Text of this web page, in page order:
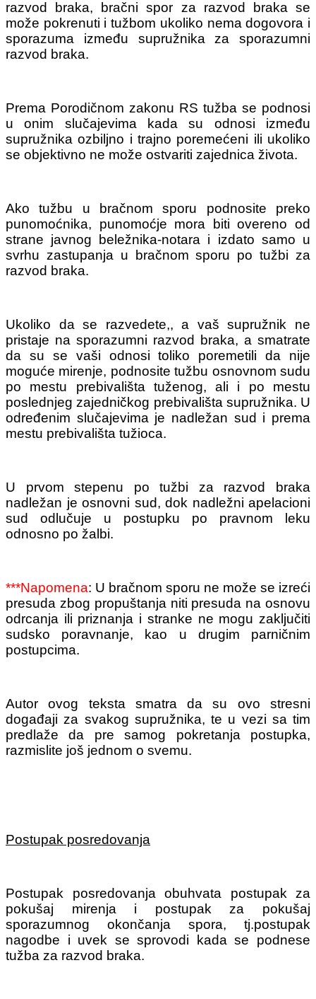
razvod braka, bračni spor za razvod braka se
može pokrenuti i tužbom ukoliko nema dogovora i
sporazuma između supružnika za sporazumni
razvod braka.
Prema Porodičnom zakonu RS tužba se podnosi
u onim slučajevima kada su odnosi između
supružnika ozbiljno i trajno poremećeni ili ukoliko
se objektivno ne može ostvariti zajednica života.
Ako tužbu u bračnom sporu podnosite preko
punomoćnika, punomoćje mora biti overeno od
strane javnog beležnika-notara i izdato samo u
svrhu zastupanja u bračnom sporu po tužbi za
razvod braka.
Ukoliko da se razvedete,, a vaš supružnik ne
pristaje na sporazumni razvod braka, a smatrate
da su se vaši odnosi toliko poremetili da nije
moguće mirenje, podnosite tužbu osnovnom sudu
po mestu prebivališta tuženog, ali i po mestu
poslednjeg zajedničkog prebivališta supružnika. U
određenim slučajevima je nadležan sud i prema
mestu prebivališta tužioca.
U prvom stepenu po tužbi za razvod braka
nadležan je osnovni sud, dok nadležni apelacioni
sud odlučuje u postupku po pravnom leku
odnosno po žalbi.
***Napomena: U bračnom sporu ne može se izreći
presuda zbog propuštanja niti presuda na osnovu
odrcanja ili priznanja i stranke ne mogu zaključiti
sudsko poravnanje, kao u drugim parničnim
postupcima.
Autor ovog teksta smatra da su ovo stresni
događaji za svakog supružnika, te u vezi sa tim
predlaže da pre samog pokretanja postupka,
razmislite još jednom o svemu.
Postupak posredovanja
Postupak posredovanja obuhvata postupak za
pokušaj mirenja i postupak za pokušaj
sporazumnog okončanja spora, tj.postupak
nagodbe i uvek se sprovodi kada se podnese
tužba za razvod braka.